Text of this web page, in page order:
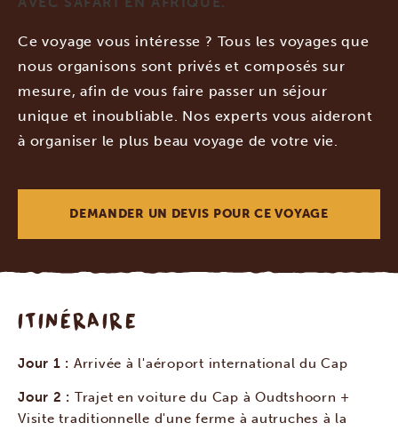
Ce voyage vous intéresse ? Tous les voyages que
nous organisons sont privés et composés sur
mesure, afin de vous faire passer un séjour
unique et inoubliable. Nos experts vous aideront
à organiser le plus beau voyage de votre vie.
DEMANDER UN DEVIS POUR CE VOYAGE
ITINÉRAIRE
Jour 1 : Arrivée à l'aéroport international du Cap
Jour 2 : Trajet en voiture du Cap à Oudtshoorn +
Visite traditionnelle d'une ferme à autruches à la